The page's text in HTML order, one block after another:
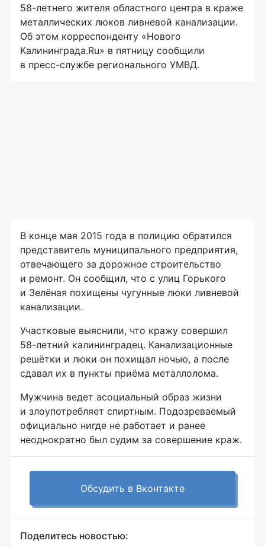
58-летнего жителя областного центра в краже
металлических люков ливневой канализации.
Об этом корреспонденту «Нового
Калининграда.Ru» в пятницу сообщили
в пресс-службе регионального УМВД.
В конце мая 2015 года в полицию обратился
представитель муниципального предприятия,
отвечающего за дорожное строительство
и ремонт. Он сообщил, что с улиц Горького
и Зелёная похищены чугунные люки ливневой
канализации.
Участковые выяснили, что кражу совершил
58-летний калининградец. Канализационные
решётки и люки он похищал ночью, а после
сдавал их в пункты приёма металлолома.
Мужчина ведет асоциальный образ жизни
и злоупотребляет спиртным. Подозреваемый
официально нигде не работает и ранее
неоднократно был судим за совершение краж.
Обсудить в Вконтакте
Поделитесь новостью: